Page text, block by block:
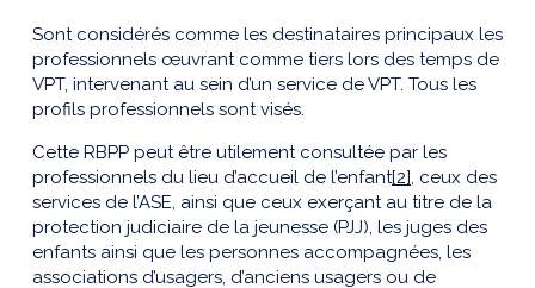
Sont considérés comme les destinataires principaux les
professionnels œuvrant comme tiers lors des temps de
VPT, intervenant au sein d’un service de VPT. Tous les
profils professionnels sont visés.
Cette RBPP peut être utilement consultée par les
professionnels du lieu d’accueil de l’enfant[2], ceux des
services de l’ASE, ainsi que ceux exerçant au titre de la
protection judiciaire de la jeunesse (PJJ), les juges des
enfants ainsi que les personnes accompagnées, les
associations d’usagers, d’anciens usagers ou de